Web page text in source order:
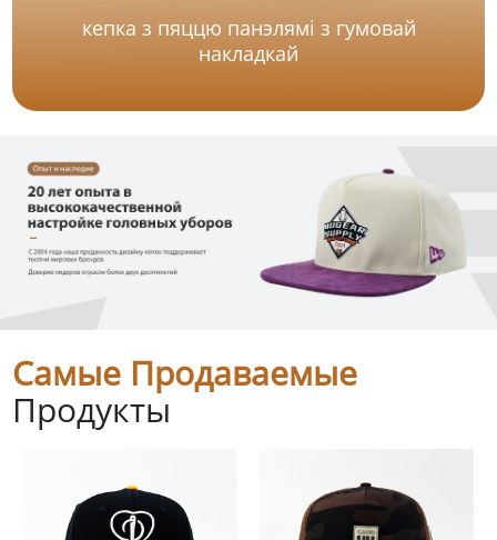
кепка з пяццю панэлямі з гумовай
накладкай
Самые Продаваемые
Продукты